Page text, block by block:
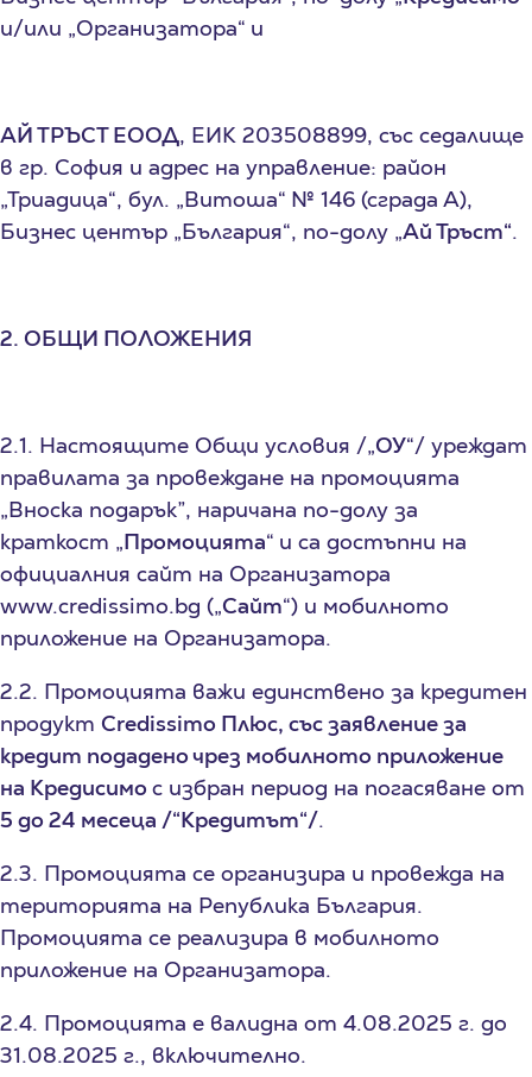
и/или „Организатора“ и
АЙ ТРЪСТ ЕООД, ЕИК 203508899, със седалище
в гр. София и адрес на управление: район
„Триадица“, бул. „Витоша“ № 146 (сграда А),
Бизнес център „България“, по-долу „Ай Тръст“.
2. ОБЩИ ПОЛОЖЕНИЯ
2.1. Настоящите Общи условия /„ОУ“/ уреждат
правилата за провеждане на промоцията
„Вноска подарък”, наричана по-долу за
краткост „Промоцията“ и са достъпни на
официалния сайт на Организатора
www.credissimo.bg („Сайт“) и мобилното
приложение на Организатора.
2.2. Промоцията важи единствено за кредитен
продукт Credissimo Плюс, със заявление за
кредит подадено чрез мобилното приложение
на Кредисимос избран период на погасяване от
5 до 24 месеца /“Кредитът“/.
2.3. Промоцията се организира и провежда на
територията на Република България.
Промоцията се реализира в мобилното
приложение на Организатора.
2.4. Промоцията е валидна от 4.08.2025 г. до
31.08.2025 г., включително.